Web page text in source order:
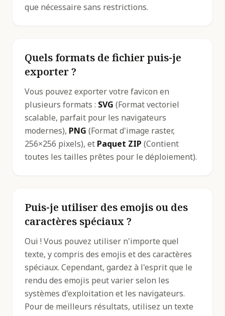
que nécessaire sans restrictions.
Quels formats de fichier puis-je
exporter ?
Vous pouvez exporter votre favicon en
plusieurs formats : SVG (Format vectoriel
scalable, parfait pour les navigateurs
modernes), PNG (Format d'image raster,
256×256 pixels), et Paquet ZIP (Contient
toutes les tailles prêtes pour le déploiement).
Puis-je utiliser des emojis ou des
caractères spéciaux ?
Oui ! Vous pouvez utiliser n'importe quel
texte, y compris des emojis et des caractères
spéciaux. Cependant, gardez à l'esprit que le
rendu des emojis peut varier selon les
systèmes d'exploitation et les navigateurs.
Pour de meilleurs résultats, utilisez un texte